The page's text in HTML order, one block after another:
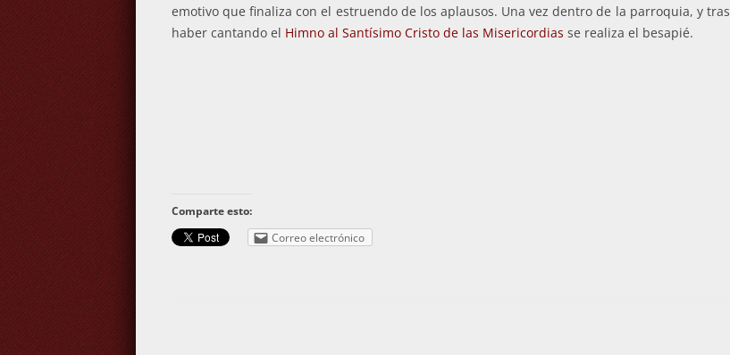
emotivo que finaliza con el estruendo de los aplausos. Una vez dentro de la parroquia, y tras
haber cantando el Himno al Santísimo Cristo de las Misericordias se realiza el besapié.
Comparte esto:
Correo electrónico